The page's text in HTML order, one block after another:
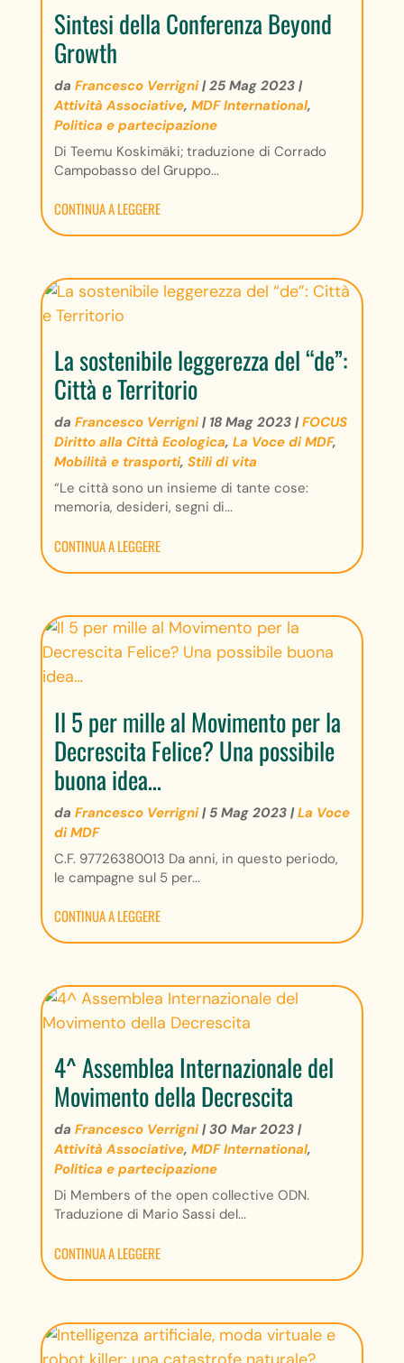
Sintesi della Conferenza Beyond
Growth
da Francesco Verrigni|25 Mag 2023|
Attività Associative, MDF International,
Politica e partecipazione
Di Teemu Koskimäki; traduzione di Corrado
Campobasso del Gruppo...
CONTINUA A LEGGERE
La sostenibile leggerezza del “de”:
Città e Territorio
da Francesco Verrigni| 18 Mag 2023|FOCUS
Diritto alla Città Ecologica, La Voce di MDF,
Mobilità e trasporti, Stili di vita
“Le città sono un insieme di tante cose:
memoria, desideri, segni di...
CONTINUA A LEGGERE
Il 5 per mille al Movimento per la
Decrescita Felice? Una possibile
buona idea…
da Francesco Verrigni| 5 Mag 2023|La Voce
di MDF
C.F. 97726380013 Da anni, in questo periodo,
le campagne sul 5 per...
CONTINUA A LEGGERE
4^ Assemblea Internazionale del
Movimento della Decrescita
da Francesco Verrigni|30 Mar 2023|
Attività Associative, MDF International,
Politica e partecipazione
Di Members of the open collective ODN.
Traduzione di Mario Sassi del...
CONTINUA A LEGGERE